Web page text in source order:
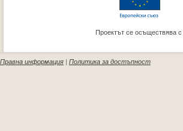
Проектът се осъществява
Правна информация | Политика за достъпност